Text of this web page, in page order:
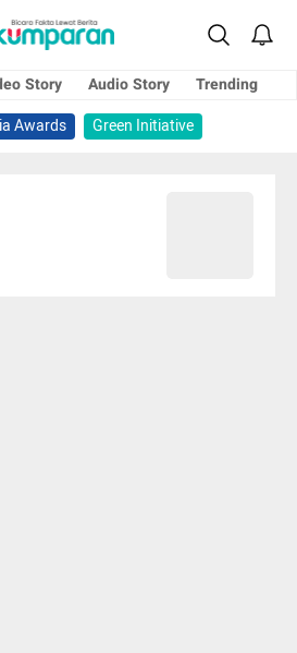
Story Audio Story
Trending
Awards
Green Initiative